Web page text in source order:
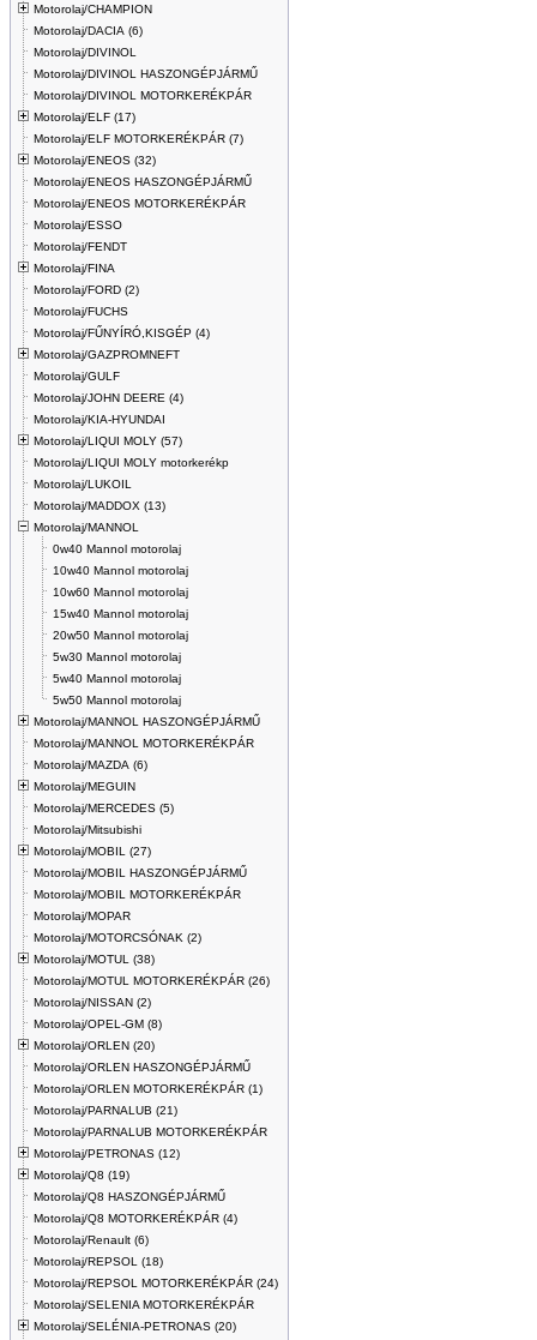
Motorolaj/CHAMPION
Motorolaj/DACIA (6)
Motorolaj/DIVINOL
Motorolaj/DIVINOL HASZONGÉPJÁRMŰ
Motorolaj/DIVINOL MOTORKERÉKPÁR
Motorolaj/ELF (17)
Motorolaj/ELF MOTORKERÉKPÁR (7)
Motorolaj/ENEOS (32)
Motorolaj/ENEOS HASZONGÉPJÁRMŰ
Motorolaj/ENEOS MOTORKERÉKPÁR
Motorolaj/ESSO
Motorolaj/FENDT
Motorolaj/FINA
Motorolaj/FORD (2)
Motorolaj/FUCHS
Motorolaj/FŰNYÍRÓ,KISGÉP (4)
Motorolaj/GAZPROMNEFT
Motorolaj/GULF
Motorolaj/JOHN DEERE (4)
Motorolaj/KIA-HYUNDAI
Motorolaj/LIQUI MOLY (57)
Motorolaj/LIQUI MOLY motorkerékp
Motorolaj/LUKOIL
Motorolaj/MADDOX (13)
Motorolaj/MANNOL
0w40 Mannol motorolaj
10w40 Mannol motorolaj
10w60 Mannol motorolaj
15w40 Mannol motorolaj
20w50 Mannol motorolaj
5w30 Mannol motorolaj
5w40 Mannol motorolaj
5w50 Mannol motorolaj
Motorolaj/MANNOL HASZONGÉPJÁRMŰ
Motorolaj/MANNOL MOTORKERÉKPÁR
Motorolaj/MAZDA (6)
Motorolaj/MEGUIN
Motorolaj/MERCEDES (5)
Motorolaj/Mitsubishi
Motorolaj/MOBIL (27)
Motorolaj/MOBIL HASZONGÉPJÁRMŰ
Motorolaj/MOBIL MOTORKERÉKPÁR
Motorolaj/MOPAR
Motorolaj/MOTORCSÓNAK (2)
Motorolaj/MOTUL (38)
Motorolaj/MOTUL MOTORKERÉKPÁR (26)
Motorolaj/NISSAN (2)
Motorolaj/OPEL-GM (8)
Motorolaj/ORLEN (20)
Motorolaj/ORLEN HASZONGÉPJÁRMŰ
Motorolaj/ORLEN MOTORKERÉKPÁR (1)
Motorolaj/PARNALUB (21)
Motorolaj/PARNALUB MOTORKERÉKPÁR
Motorolaj/PETRONAS (12)
Motorolaj/Q8 (19)
Motorolaj/Q8 HASZONGÉPJÁRMŰ
Motorolaj/Q8 MOTORKERÉKPÁR (4)
Motorolaj/Renault (6)
Motorolaj/REPSOL (18)
Motorolaj/REPSOL MOTORKERÉKPÁR (24)
Motorolaj/SELENIA MOTORKERÉKPÁR
Motorolaj/SELÉNIA-PETRONAS (20)